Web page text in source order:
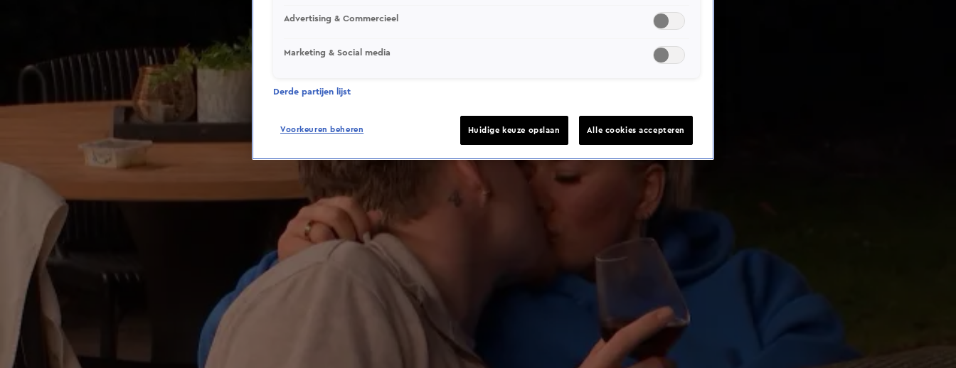
Advertising & Commercieel
Marketing & Social media
Derde partijen lijst
Voorkeuren beheren Huidige keuze opslaan Alle cookies accepteren